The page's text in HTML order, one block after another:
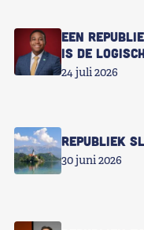
Een
is de
24 juli 2026
Republiek
30 juni 2026